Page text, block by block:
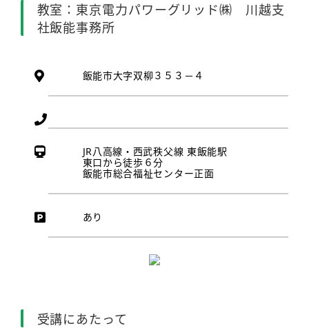
教室：東京電力パワーグリッド㈱ 川越支
社飯能事務所
飯能市大字双柳３５３－４
JR八高線・西武秩父線 東飯能駅
東口から徒歩６分
飯能市総合福祉センター正面
あり
受講にあたって